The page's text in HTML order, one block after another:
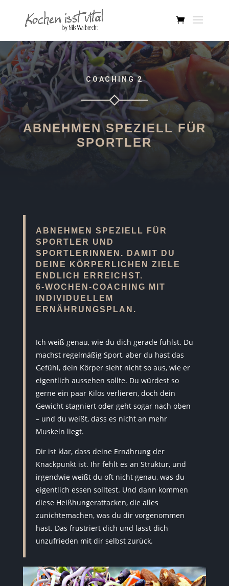
COACHING 2
ABNEHMEN SPEZIELL FÜR
SPORTLER
ABNEHMEN SPEZIELL FÜR
SPORTLER UND
SPORTLERINNEN.
DAMIT DU
DEINE KÖRPERLICHEN ZIELE
ENDLICH ERREICHST.
6-WOCHEN-COACHING MIT
INDIVIDUELLEM
ERNÄHRUNGSPLAN.
Ich weiß genau, wie du dich gerade fühlst. Du
machst regelmäßig Sport, aber du hast das
Gefühl, dein Körper sieht nicht so aus, wie er
eigentlich aussehen sollte. Du würdest so
gerne ein paar Kilos verlieren, doch dein
Gewicht stagniert oder geht sogar nach oben
– und du weißt, dass es nicht an mehr
Muskeln liegt.
Dir ist klar, dass deine Ernährung der
Knackpunkt ist. Ihr fehlt es an Struktur, und
irgendwie weißt du oft nicht genau, was du
eigentlich essen solltest. Und dann kommen
diese Heißhungerattacken, die alles
zunichtemachen, was du dir vorgenommen
hast. Das frustriert dich und lässt dich
unzufrieden mit dir selbst zurück.